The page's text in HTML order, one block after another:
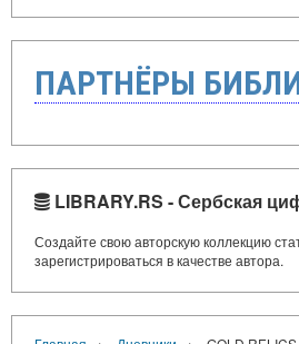
ПАРТНЁРЫ
LIBRARY.RS - Сербская
Создайте свою авторскую коллекцию
зарегистрироваться в качестве автора.